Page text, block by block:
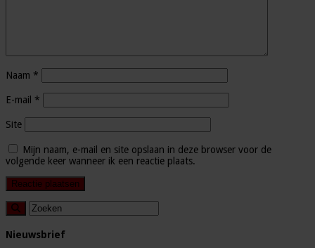
Naam *
E-mail *
Site
Mijn naam, e-mail en site opslaan in deze browser voor de
volgende keer wanneer ik een reactie plaats.
Nieuwsbrief